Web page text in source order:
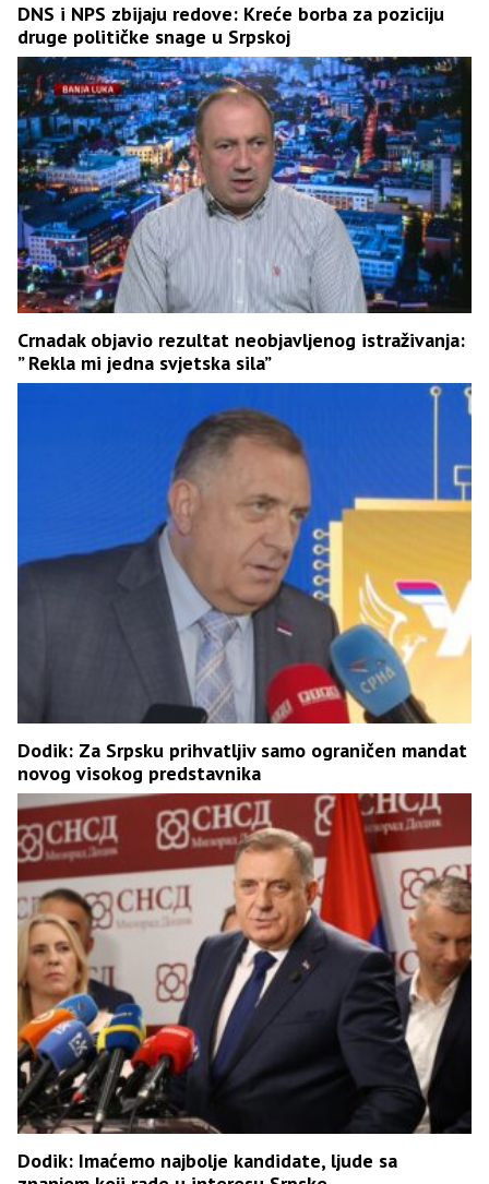
DNS i NPS zbijaju redove: Kreće borba za poziciju
druge političke snage u Srpskoj
Crnadak objavio rezultat neobjavljenog istraživanja:
” Rekla mi jedna svjetska sila”
Dodik: Za Srpsku prihvatljiv samo ograničen mandat
novog visokog predstavnika
Dodik: Imaćemo najbolje kandidate, ljude sa